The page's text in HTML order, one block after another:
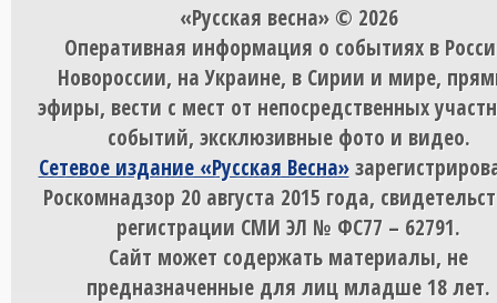
«Русская весна» © 2026
Оперативная информация о событиях в
Новороссии, на Украине, в Сирии и мире,
эфиры, вести с мест от непосредственных
событий, эксклюзивные фото и видео.
Сетевое издание «Русская Весна»
Роскомнадзор 20 августа 2015 года,
регистрации СМИ ЭЛ № ФС77 – 62791.
Сайт может содержать материалы, не
предназначенные для лиц младше 18 лет.